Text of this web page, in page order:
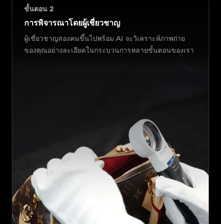
ขั้นตอน 2
การพิจารณาโดยผู้เชี่ยวชาญ
ผู้เชี่ยวชาญสองคนขึ้นไปพร้อม AI จะวิเคราะห์ภาพถ่าย
ของคุณอย่างละเอียดในกระบวนการหลายขั้นตอนของเรา